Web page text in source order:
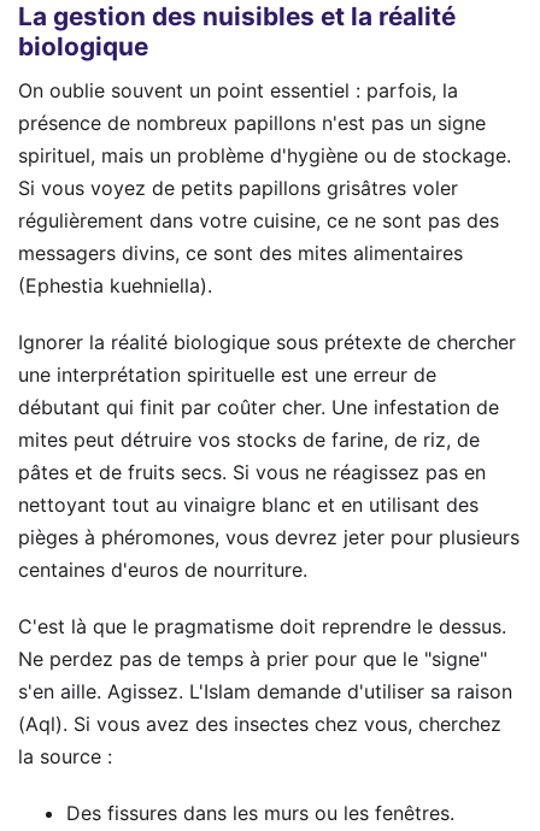
La gestion des nuisibles et la réalité
biologique
On oublie souvent un point essentiel : parfois, la
présence de nombreux papillons n'est pas un signe
spirituel, mais un problème d'hygiène ou de stockage.
Si vous voyez de petits papillons grisâtres voler
régulièrement dans votre cuisine, ce ne sont pas des
messagers divins, ce sont des mites alimentaires
(Ephestia kuehniella).
Ignorer la réalité biologique sous prétexte de chercher
une interprétation spirituelle est une erreur de
débutant qui finit par coûter cher. Une infestation de
mites peut détruire vos stocks de farine, de riz, de
pâtes et de fruits secs. Si vous ne réagissez pas en
nettoyant tout au vinaigre blanc et en utilisant des
pièges à phéromones, vous devrez jeter pour plusieurs
centaines d'euros de nourriture.
C'est là que le pragmatisme doit reprendre le dessus.
Ne perdez pas de temps à prier pour que le "signe"
s'en aille. Agissez. L'Islam demande d'utiliser sa raison
(Aql). Si vous avez des insectes chez vous, cherchez
la source :
Des fissures dans les murs ou les fenêtres.